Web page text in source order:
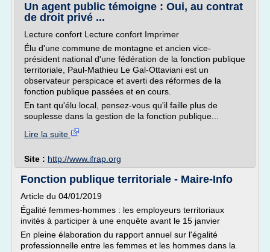
Un agent public témoigne : Oui, au contrat
de droit privé ...
Lecture confort Lecture confort Imprimer
Élu d'une commune de montagne et ancien vice-
président national d'une fédération de la fonction publique
territoriale, Paul-Mathieu Le Gal-Ottaviani est un
observateur perspicace et averti des réformes de la
fonction publique passées et en cours.
En tant qu'élu local, pensez-vous qu'il faille plus de
souplesse dans la gestion de la fonction publique...
Lire la suite
Site : http://www.ifrap.org
Fonction publique territoriale - Maire-Info
Article du 04/01/2019
Égalité femmes-hommes : les employeurs territoriaux
invités à participer à une enquête avant le 15 janvier
En pleine élaboration du rapport annuel sur l'égalité
professionnelle entre les femmes et les hommes dans la